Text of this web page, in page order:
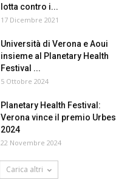
lotta contro i...
17 Dicembre 2021
Università di Verona e Aoui
insieme al Planetary Health
Festival ...
5 Ottobre 2024
Planetary Health Festival:
Verona vince il premio Urbes
2024
22 Novembre 2024
Carica altri